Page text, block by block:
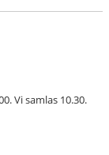
Vi samlas 10.30.